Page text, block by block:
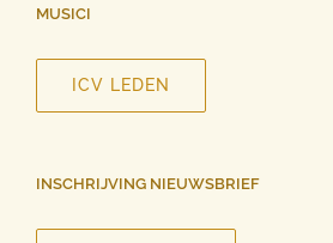
MUSICI
ICV LEDEN
INSCHRIJVING NIEUWSBRIEF